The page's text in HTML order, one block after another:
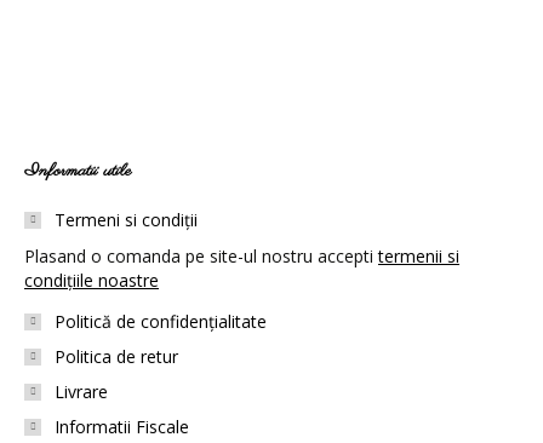
Informatii utile
Termeni si condiții
Plasand o comanda pe site-ul nostru acceptitermenii si
condițiile noastre
Politică de confidențialitate
Politica de retur
Livrare
Informatii Fiscale